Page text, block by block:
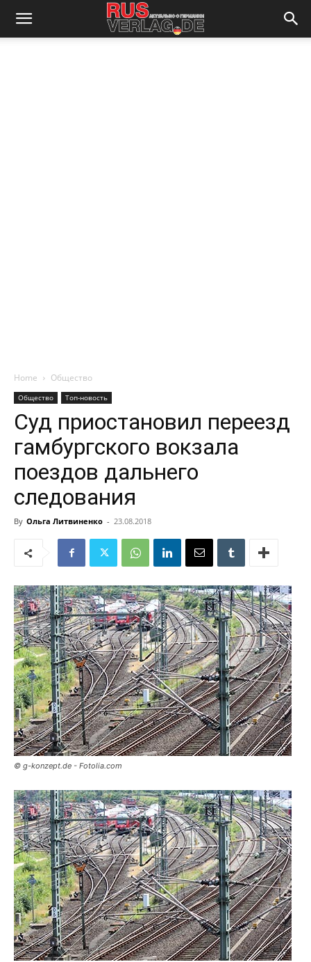
Home Общество
Общество Топ-новость
Суд приостановил переезд
гамбургского вокзала
поездов дальнего
следования
By Ольга Литвиненко - 23.08.2018
© g-konzept.de - Fotolia.com